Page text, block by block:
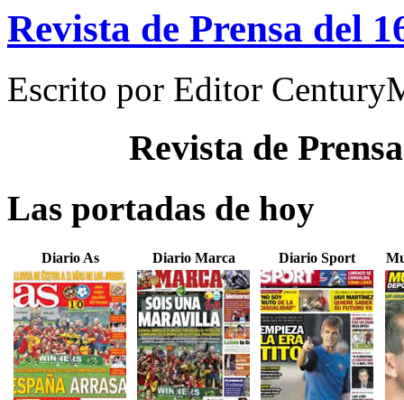
Revista de Prensa del
Escrito por Editor
Revista de
Las portadas de hoy
Diario As Diario Marca Diario Sport